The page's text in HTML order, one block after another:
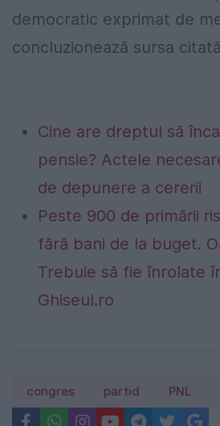
democratic exprimat de
concluzionează sursa
Cine are dreptul să
pensie? Actele
de depunere a cererii
Peste 900 de primării
fără bani de la buget.
Trebuie să fie înrolate
Ghiseul.ro
congres partid PNL